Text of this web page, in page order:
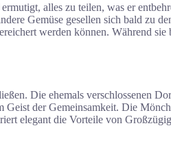
alles zu teilen, was er
Gemüse gesellen sich bald zu
werden können. Während
Die ehemals verschlossenen
der Gemeinsamkeit. Die
elegant die Vorteile von